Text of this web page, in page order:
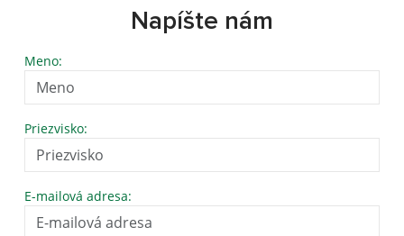
Napíšte nám
Meno:
Priezvisko:
E-mailová adresa: